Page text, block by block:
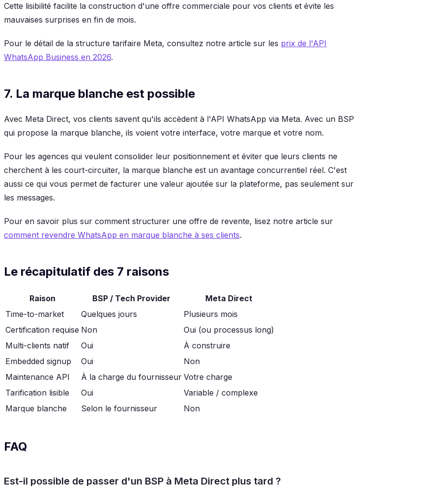
Cette lisibilité facilite la construction d'une offre commerciale pour vos clients et évite les
mauvaises surprises en fin de mois.
Pour le détail de la structure tarifaire Meta, consultez notre article sur les prix de l'API
WhatsApp Business en 2026.
7. La marque blanche est possible
Avec Meta Direct, vos clients savent qu'ils accèdent à l'API WhatsApp via Meta. Avec un BSP
qui propose la marque blanche, ils voient votre interface, votre marque et votre nom.
Pour les agences qui veulent consolider leur positionnement et éviter que leurs clients ne
cherchent à les court-circuiter, la marque blanche est un avantage concurrentiel réel. C'est
aussi ce qui vous permet de facturer une valeur ajoutée sur la plateforme, pas seulement sur
les messages.
Pour en savoir plus sur comment structurer une offre de revente, lisez notre article sur
comment revendre WhatsApp en marque blanche à ses clients.
Le récapitulatif des 7 raisons
Raison BSP / Tech Provider
Meta Direct
Time-to-market
Quelques jours
Plusieurs mois
Certification requise Non
Oui (ou processus long)
Multi-clients natif
Oui
À construire
Embedded signup
Oui
Non
Maintenance API
À la charge du fournisseur Votre charge
Tarification lisible
Oui
Variable / complexe
Marque blanche
Selon le fournisseur Non
FAQ
Est-il possible de passer d'un BSP à Meta Direct plus tard ?